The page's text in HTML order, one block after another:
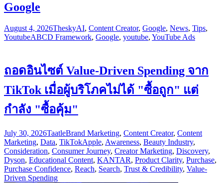
Google
August 4, 2026TheskyAI, Content Creator, Google, News, Tips,
YoutubeABCD Framework, Google, youtube, YouTube Ads
ถอดอินไซต์ Value-Driven Spending จาก
TikTok เมื่อผู้บริโภคไม่ได้ "ซื้อถูก" แต่
กำลัง "ซื้อคุ้ม"
July 30, 2026TaatleBrand Marketing, Content Creator, Content
Marketing, Data, TikTokApple, Awareness, Beauty Industry,
Consideration, Consumer Journey, Creator Marketing, Discovery,
Dyson, Educational Content, KANTAR, Product Clarity, Purchase,
Purchase Confidence, Reach, Search, Trust & Credibility, Value-
Driven Spending